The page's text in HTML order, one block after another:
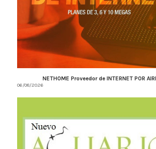
NETHOME Proveedor de INTERNET POR
06/08/2026